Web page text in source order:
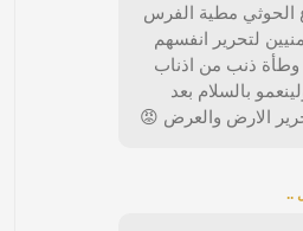
الحوثي مطية الفرس
لتحرير انفسهم
وطأة ذنب من اذناب
بالسلام بعد
الارض والعرض 😡
..